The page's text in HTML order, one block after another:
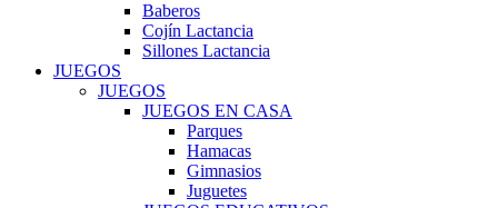
Baberos
Cojín Lactancia
Sillones Lactancia
JUEGOS
JUEGOS
JUEGOS EN CASA
Parques
Hamacas
Gimnasios
Juguetes